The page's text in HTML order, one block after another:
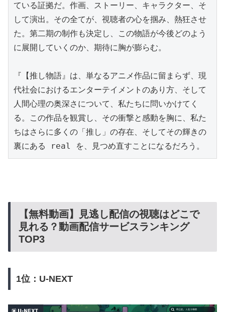
ている証拠だ。作画、ストーリー、キャラクター、そ
して演出。その全てが、視聴者の心を掴み、熱狂させ
た。第二期の制作も決定し、この物語が今後どのよう
に展開していくのか、期待に胸が膨らむ。
『【推し物語』は、単なるアニメ作品に留まらず、現
代社会におけるエンターテイメントのあり方、そして
人間心理の奥深さについて、私たちに問いかけてく
る。この作品を観賞し、その衝撃と感動を胸に、私た
ちはさらに多くの「推し」の存在、そしてその輝きの
裏にある real を、見つめ直すことになるだろう。
【無料動画】見逃し配信の視聴はどこで
見れる？動画配信サービスランキング
TOP3
1位：U-NEXT